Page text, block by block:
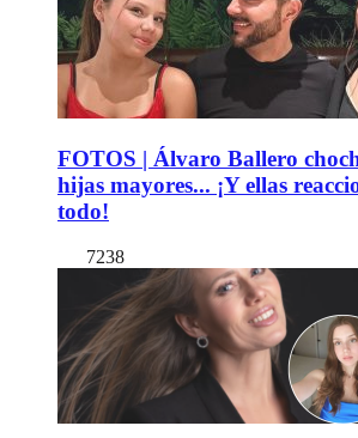
FOTOS | Álvaro Ballero
hijas mayores... ¡Y ellas
todo!
7238